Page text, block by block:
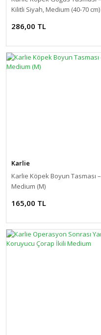
Kilitli Siyah, Medium (40-70 cm)
286,00 TL
Karlie
Karlie Köpek Boyun Tasması –
Medium (M)
165,00 TL